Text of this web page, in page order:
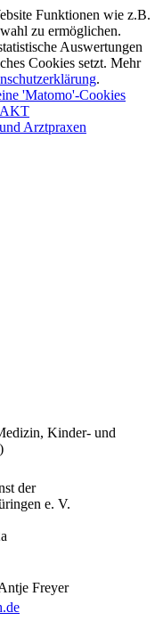
Funktionen wie z.B.
zu ermöglichen.
Auswertungen
Cookies setzt. Mehr
.
'Matomo'-Cookies
Kinder- und
der
e. V.
Freyer